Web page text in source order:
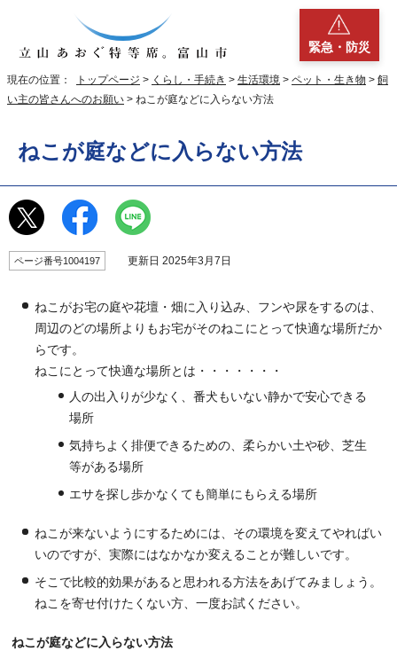
緊急・防災
現在の位置： トップページ > くらし・手続き > 生活環境 > ペット・生き物 > 飼
い主の皆さんへのお願い > ねこが庭などに入らない方法
ねこが庭などに入らない方法
ページ番号1004197 更新日 2025年3月7日
ねこがお宅の庭や花壇・畑に入り込み、フンや尿をするのは、
周辺のどの場所よりもお宅がそのねこにとって快適な場所だか
らです。
ねこにとって快適な場所とは・・・・・・・
人の出入りが少なく、番犬もいない静かで安心できる
場所
気持ちよく排便できるための、柔らかい土や砂、芝生
等がある場所
エサを探し歩かなくても簡単にもらえる場所
ねこが来ないようにするためには、その環境を変えてやればい
いのですが、実際にはなかなか変えることが難しいです。
そこで比較的効果があると思われる方法をあげてみましょう。
ねこを寄せ付けたくない方、一度お試ください。
ねこが庭などに入らない方法